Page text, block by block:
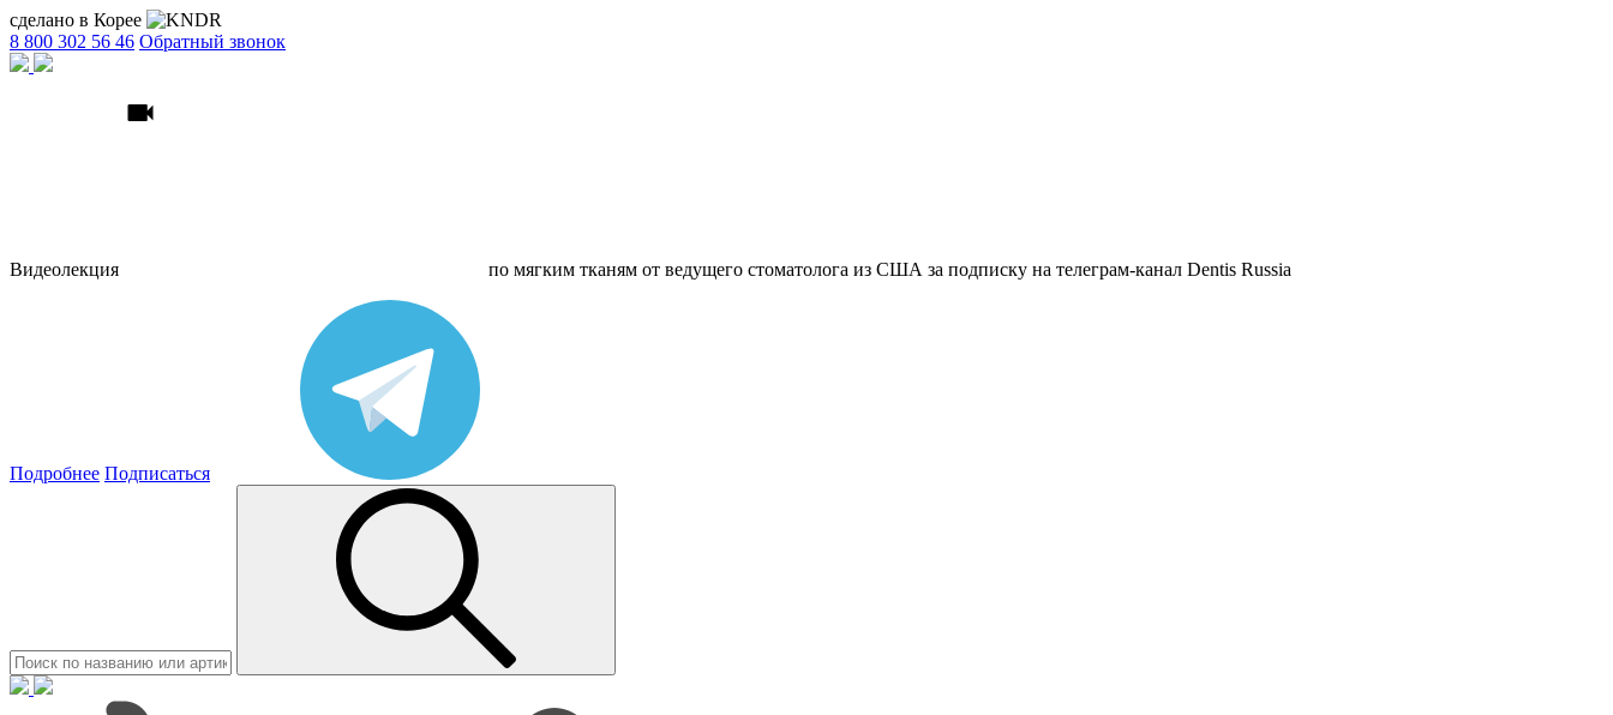
сделано в Корее
8 800 302 56 46 Обратный звонок
Видеолекция по мягким тканям от ведущего стоматолога из США за подписку на телеграм-канал Dentis Russia
Подробнее Подписаться